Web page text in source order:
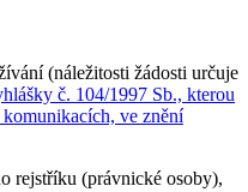
(náležitosti žádosti určuje
č. 104/1997 Sb., kterou
ve znění
rejstříku (právnické osoby),